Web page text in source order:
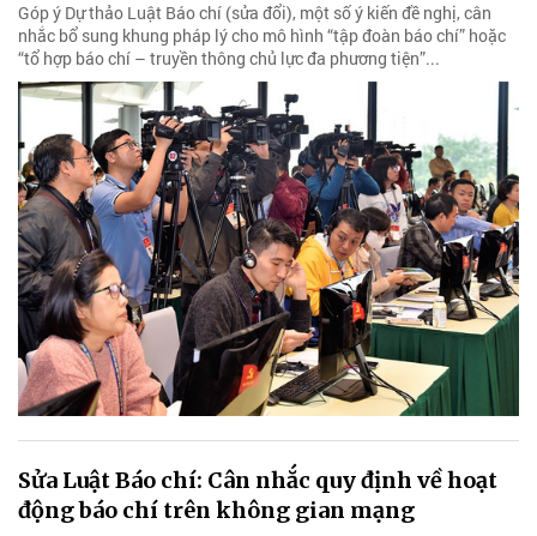
Góp ý Dự thảo Luật Báo chí (sửa đổi), một số ý kiến đề nghị, cân
nhắc bổ sung khung pháp lý cho mô hình “tập đoàn báo chí” hoặc
“tổ hợp báo chí – truyền thông chủ lực đa phương tiện”...
Sửa Luật Báo chí: Cân nhắc quy định về hoạt
động báo chí trên không gian mạng